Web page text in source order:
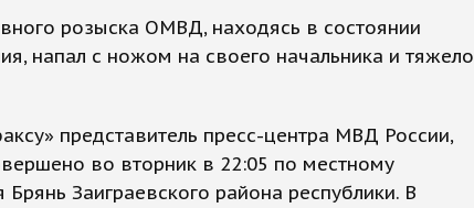
розыска ОМВД, находясь в состоянии
напал с ножом на своего начальника и тяжело
представитель пресс-центра МВД России,
во вторник в 22:05 по местному
Заиграевского района республики. В